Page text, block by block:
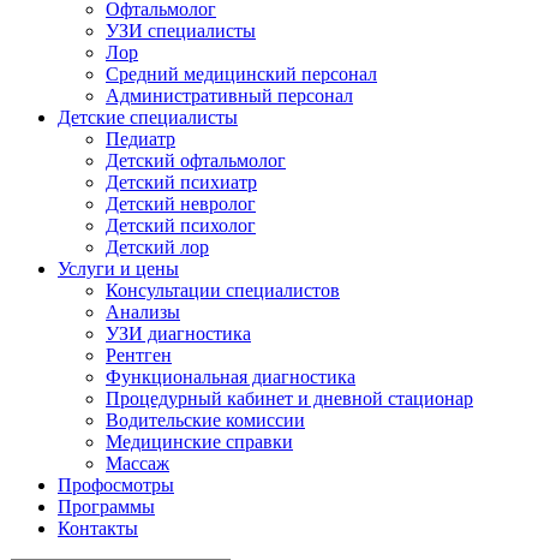
Офтальмолог
УЗИ специалисты
Лор
Средний медицинский персонал
Административный персонал
Детские специалисты
Педиатр
Детский офтальмолог
Детский психиатр
Детский невролог
Детский психолог
Детский лор
Услуги и цены
Консультации специалистов
Анализы
УЗИ диагностика
Рентген
Функциональная диагностика
Процедурный кабинет и дневной стационар
Водительские комиссии
Медицинские справки
Массаж
Профосмотры
Программы
Контакты